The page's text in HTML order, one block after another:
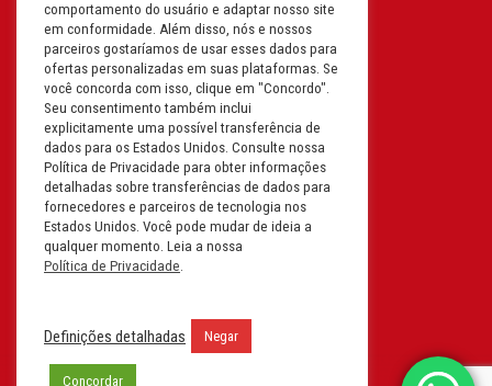
Therapark - Jundiaí - São Paulo
CEP: 13.213-087 | CNPJ:
61.193.496/0018-08
I.E: 407.642.800.114
Filial: Rua em Projeto G, 728 – Letra A
B C D
Tabuleiro do Martins – Maceió -
Alagoas
CEP. 57081-036 | CNPJ:
61.193.496/0014-76
Filial: Mavalerio, USA Inc.
11990 N Lakeridge Pkwy
comportamento do usuário e adaptar nosso site
em conformidade. Além disso, nós e nossos
parceiros gostaríamos de usar esses dados para
ofertas personalizadas em suas plataformas. Se
você concorda com isso, clique em "Concordo".
Seu consentimento também inclui
explicitamente uma possível transferência de
dados para os Estados Unidos. Consulte nossa
Política de Privacidade para obter informações
detalhadas sobre transferências de dados para
fornecedores e parceiros de tecnologia nos
Estados Unidos. Você pode mudar de ideia a
qualquer momento. Leia a nossa
Política de Privacidade.
Definições detalhadas Negar
Concordar